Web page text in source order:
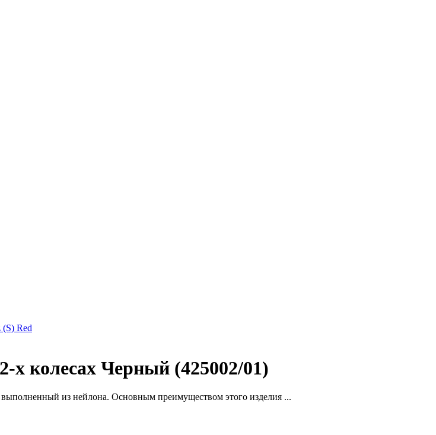
Red
х колесах Черный (425002/01)
из нейлона. Основным преимуществом этого изделия ...